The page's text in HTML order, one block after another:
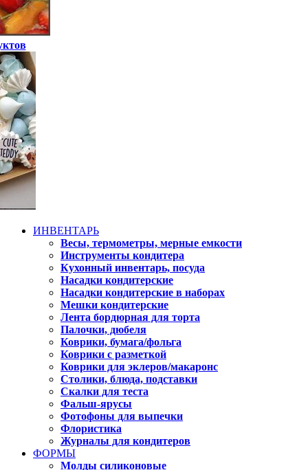
ИНВЕНТАРЬ
Весы, термометры, мерные емкости
Инструменты кондитера
Кухонный инвентарь, посуда
Насадки кондитерские
Насадки кондитерские в наборах
Мешки кондитерские
Лента бордюрная для торта
Палочки, дюбеля
Коврики, бумага/фольга
Коврики с разметкой
Коврики для эклеров/макаронс
Столики, блюда, подставки
Скалки для теста
Фальш-ярусы
Фотофоны для выпечки
Флористика
Журналы для кондитеров
ФОРМЫ
Молды силиконовые